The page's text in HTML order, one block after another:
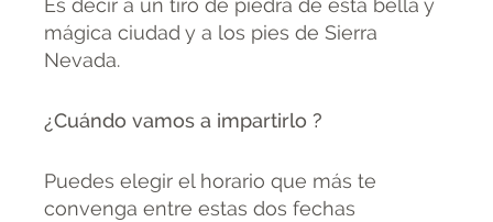
Es decir a un tiro de piedra de esta bella y
mágica ciudad y a los pies de Sierra
Nevada.
¿Cuándo vamos a impartirlo ?
Puedes elegir el horario que más te
convenga entre estas dos fechas